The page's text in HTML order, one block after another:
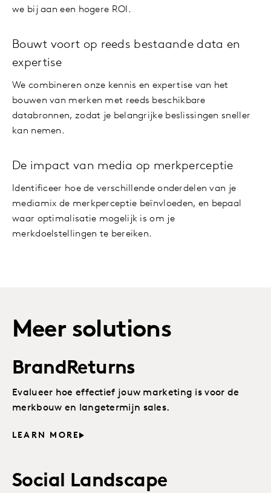
we bij aan een hogere ROI.
Bouwt voort op reeds bestaande data en
expertise
We combineren onze kennis en expertise van het
bouwen van merken met reeds beschikbare
databronnen, zodat je belangrijke beslissingen sneller
kan nemen.
De impact van media op merkperceptie
Identificeer hoe de verschillende onderdelen van je
mediamix de merkperceptie beïnvloeden, en bepaal
waar optimalisatie mogelijk is om je
merkdoelstellingen te bereiken.
Meer solutions
BrandReturns
Evalueer hoe effectief jouw marketing is voor de
merkbouw en langetermijn sales.
LEARN MORE
Social Landscape